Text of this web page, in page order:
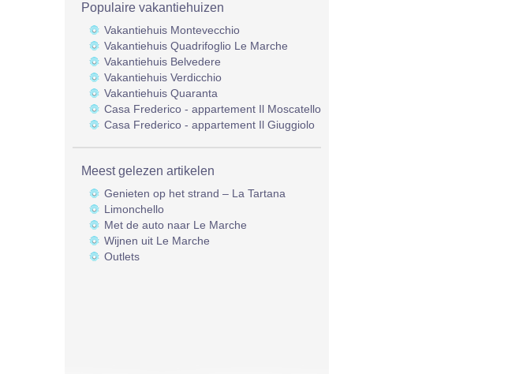
Populaire vakantiehuizen
Vakantiehuis Montevecchio
Vakantiehuis Quadrifoglio Le Marche
Vakantiehuis Belvedere
Vakantiehuis Verdicchio
Vakantiehuis Quaranta
Casa Frederico - appartement Il Moscatello
Casa Frederico - appartement Il Giuggiolo
Meest gelezen artikelen
Genieten op het strand – La Tartana
Limonchello
Met de auto naar Le Marche
Wijnen uit Le Marche
Outlets